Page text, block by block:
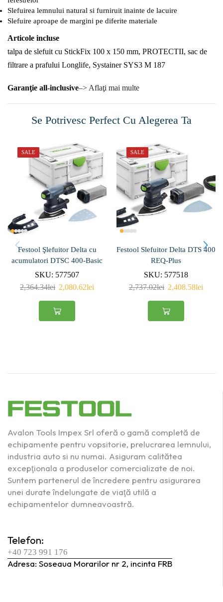
Slefuirea lemnului natural si furniruit inainte de lacuire
Slefuire aproape de margini pe diferite materiale
Articole incluse
talpa de slefuit cu StickFix 100 x 150 mm, PROTECTII, sac de
filtrare a prafului Longlife, Systainer SYS3 M 187
Garanţie all-inclusive–> Aflaţi mai multe
Se Potrivesc Perfect Cu Alegerea Ta
SALE
Festool Şlefuitor Delta cu
acumulatori DTSC 400-Basic
SKU: 577507
2,364.34lei 2,080.62lei
SALE
Festool Slefuitor Delta DTS 400
REQ-Plus
SKU: 577518
2,737.02lei 2,408.58lei
Avalon Tools Impex Srl oferă o gamă completă de
echipamente pentru vopsitorie, prelucrarea lemnului,
industria auto si nu numai. Asiguram calitătea
excepţionala a produselor comercializate de noi.
Suntem partenerul de încredere pentru asigurarea
unei durate îndelungate de viaţă utilă a
echipamentelor dumneavoastră.
Telefon:
+40 723 991 176
Adresa: Soseaua Morarilor nr 2, incinta FRB